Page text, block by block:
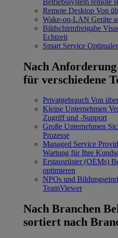
Remote Desktop Von
Wake-on-LAN Geräte
Bildschirmfreigabe
Echtzeit
Smart Service
Nach Anforderung
für verschiedene
Privatgebrauch Von
Kleine Unternehmen
Zugriff und -Support
Große Unternehmen
Prozesse
Managed Service
Wartung für Ihre
Erstausrüster (OEMs)
optimieren
NPOs und
TeamViewer
Nach Branchen
sortiert nach